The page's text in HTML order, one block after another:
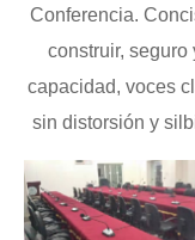
Conferencia.
construir, seguro
capacidad, voces
sin distorsión y